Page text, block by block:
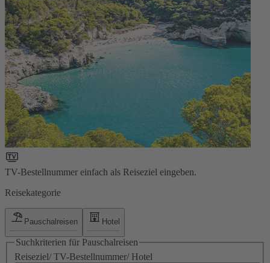
TV-Bestellnummer einfach als Reiseziel eingeben.
Reisekategorie
Pauschalreisen Hotel
Suchkriterien für Pauschalreisen
Reiseziel/ TV-Bestellnummer/ Hotel